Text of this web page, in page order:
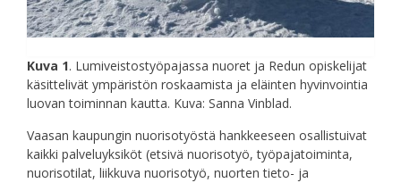
Kuva 1. Lumiveistostyöpajassa nuoret ja Redun opiskelijat
käsittelivät ympäristön roskaamista ja eläinten hyvinvointia
luovan toiminnan kautta. Kuva: Sanna Vinblad.
Vaasan kaupungin nuorisotyöstä hankkeeseen osallistuivat
kaikki palveluyksiköt (etsivä nuorisotyö, työpajatoiminta,
nuorisotilat, liikkuva nuorisotyö, nuorten tieto- ja